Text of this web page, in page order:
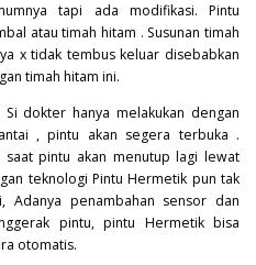
tapi ada modifikasi. Pintu
atau timah hitam . Susunan timah
x tidak tembus keluar disebabkan
timah hitam ini.
dokter hanya melakukan dengan
, pintu akan segera terbuka .
pintu akan menutup lagi lewat
teknologi Pintu Hermetik pun tak
Adanya penambahan sensor dan
pintu, pintu Hermetik bisa
otomatis.